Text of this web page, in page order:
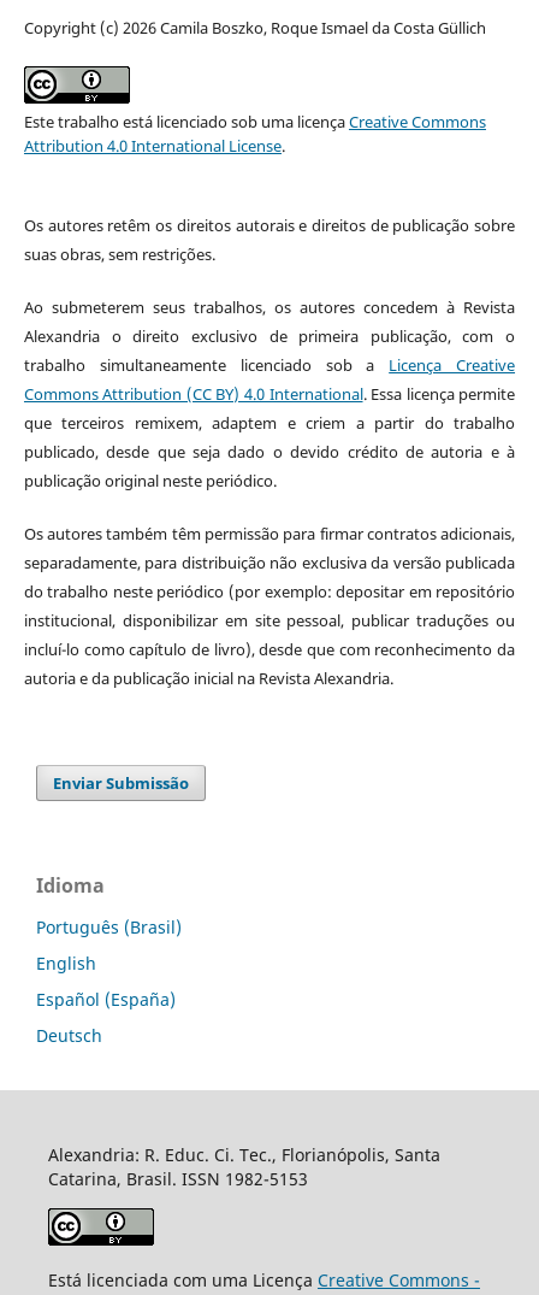
Copyright (c) 2026 Camila Boszko, Roque Ismael da Costa Güllich
Este trabalho está licenciado sob uma licençaCreative Commons
Attribution 4.0 International License.
Os autores retêm os direitos autorais e direitos de publicação sobre
suas obras, sem restrições.
Ao submeterem seus trabalhos, os autores concedem à Revista
Alexandria o direito exclusivo de primeira publicação, com o
trabalho simultaneamente licenciado sob a Licença Creative
Commons Attribution (CC BY) 4.0 International. Essa licença permite
que terceiros remixem, adaptem e criem a partir do trabalho
publicado, desde que seja dado o devido crédito de autoria e à
publicação original neste periódico.
Os autores também têm permissão para firmar contratos adicionais,
separadamente, para distribuição não exclusiva da versão publicada
do trabalho neste periódico (por exemplo: depositar em repositório
institucional, disponibilizar em site pessoal, publicar traduções ou
incluí-lo como capítulo de livro), desde que com reconhecimento da
autoria e da publicação inicial na Revista Alexandria.
Enviar Submissão
Idioma
Português (Brasil)
English
Español (España)
Deutsch
Alexandria: R. Educ. Ci. Tec., Florianópolis, Santa
Catarina, Brasil. ISSN 1982-5153
Está licenciada com uma Licença Creative Commons -